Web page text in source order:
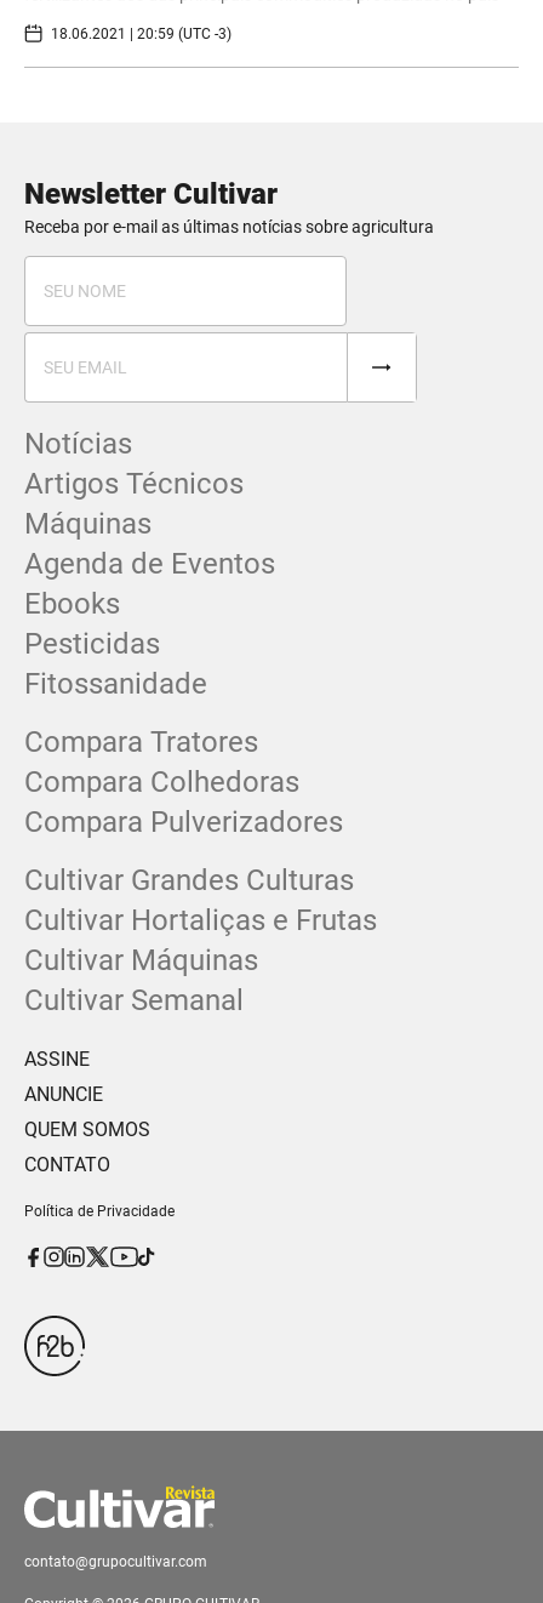
18.06.2021 | 20:59 (UTC -3)
Newsletter Cultivar
Receba por e-mail as últimas notícias sobre agricultura
Notícias
Artigos Técnicos
Máquinas
Agenda de Eventos
Ebooks
Pesticidas
Fitossanidade
Compara Tratores
Compara Colhedoras
Compara Pulverizadores
Cultivar Grandes Culturas
Cultivar Hortaliças e Frutas
Cultivar Máquinas
Cultivar Semanal
ASSINE
ANUNCIE
QUEM SOMOS
CONTATO
Política de Privacidade
contato@grupocultivar.com